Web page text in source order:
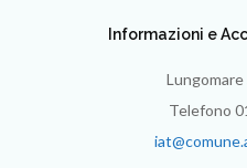
Informazioni e
Telefono